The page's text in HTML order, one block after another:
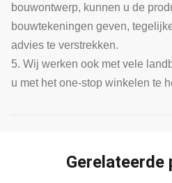
bouwontwerp, kunnen u de
bouwtekeningen geven,
advies te verstrekken.
5. Wij werken ook met vele
u met het one-stop winkelen te
Gerelateerde